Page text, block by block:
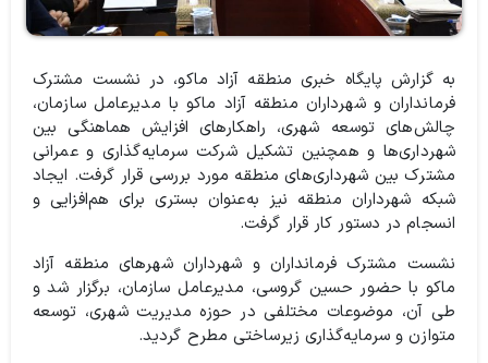
به گزارش پایگاه خبری منطقه آزاد ماکو، در نشست مشترک
فرمانداران و شهرداران منطقه آزاد ماکو با مدیرعامل سازمان،
چالش‌های توسعه شهری، راهکارهای افزایش هماهنگی بین
شهرداری‌ها و همچنین تشکیل شرکت سرمایه‌گذاری و عمرانی
مشترک بین شهرداری‌های منطقه مورد بررسی قرار گرفت. ایجاد
شبکه شهرداران منطقه نیز به‌عنوان بستری برای هم‌افزایی و
انسجام در دستور کار قرار گرفت.
نشست مشترک فرمانداران و شهرداران شهرهای منطقه آزاد
ماکو با حضور حسین گروسی، مدیرعامل سازمان، برگزار شد و
طی آن، موضوعات مختلفی در حوزه مدیریت شهری، توسعه
متوازن و سرمایه‌گذاری زیرساختی مطرح گردید.